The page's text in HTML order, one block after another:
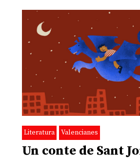
Literatura Valencianes
Un conte de Sant